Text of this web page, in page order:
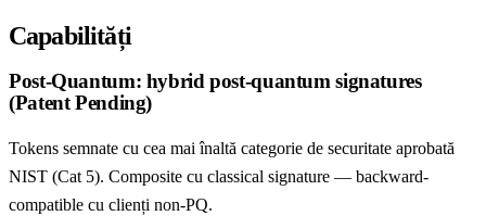
Capabilități
Post-Quantum: hybrid post-quantum signatures
(Patent Pending)
Tokens semnate cu cea mai înaltă categorie de securitate aprobată
NIST (Cat 5). Composite cu classical signature — backward-
compatible cu clienți non-PQ.